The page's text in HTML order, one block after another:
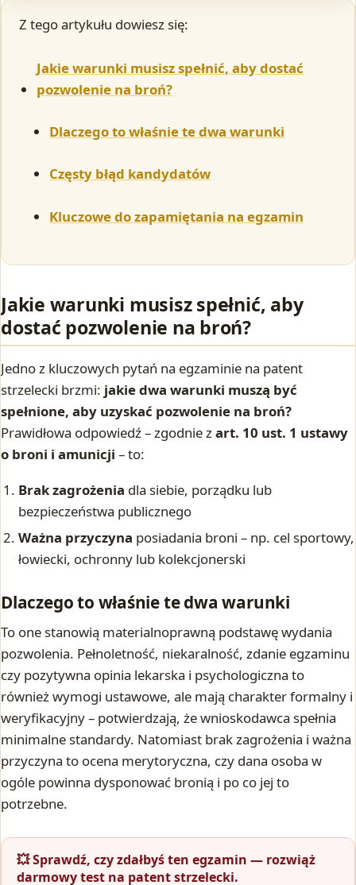
Z tego artykułu dowiesz się:
Jakie warunki musisz spełnić, aby dostać
pozwolenie na broń?
Dlaczego to właśnie te dwa warunki
Częsty błąd kandydatów
Kluczowe do zapamiętania na egzamin
Jakie warunki musisz spełnić, aby
dostać pozwolenie na broń?
Jedno z kluczowych pytań na egzaminie na patent
strzelecki brzmi: jakie dwa warunki muszą być
spełnione, aby uzyskać pozwolenie na broń?
Prawidłowa odpowiedź – zgodnie zart. 10 ust. 1 ustawy
o broni i amunicji – to:
Brak zagrożenia dla siebie, porządku lub
bezpieczeństwa publicznego
Ważna przyczyna posiadania broni – np. cel sportowy,
łowiecki, ochronny lub kolekcjonerski
Dlaczego to właśnie te dwa warunki
To one stanowią materialnoprawną podstawę wydania
pozwolenia. Pełnoletność, niekaralność, zdanie egzaminu
czy pozytywna opinia lekarska i psychologiczna to
również wymogi ustawowe, ale mają charakter formalny i
weryfikacyjny – potwierdzają, że wnioskodawca spełnia
minimalne standardy. Natomiast brak zagrożenia i ważna
przyczyna to ocena merytoryczna, czy dana osoba w
ogóle powinna dysponować bronią i po co jej to
potrzebne.
💥 Sprawdź, czy zdałbyś ten egzamin — rozwiąż
darmowy test na patent strzelecki.